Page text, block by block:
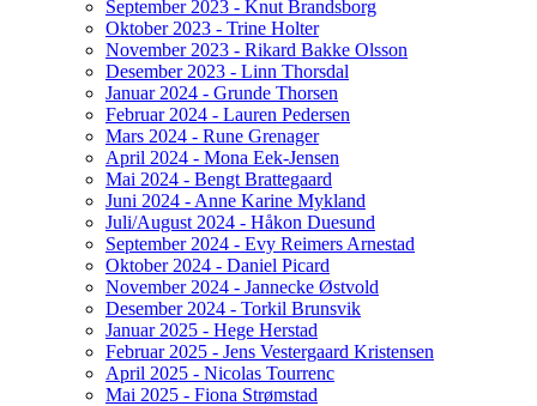
September 2023 - Knut Brandsborg
Oktober 2023 - Trine Holter
November 2023 - Rikard Bakke Olsson
Desember 2023 - Linn Thorsdal
Januar 2024 - Grunde Thorsen
Februar 2024 - Lauren Pedersen
Mars 2024 - Rune Grenager
April 2024 - Mona Eek-Jensen
Mai 2024 - Bengt Brattegaard
Juni 2024 - Anne Karine Mykland
Juli/August 2024 - Håkon Duesund
September 2024 - Evy Reimers Arnestad
Oktober 2024 - Daniel Picard
November 2024 - Jannecke Østvold
Desember 2024 - Torkil Brunsvik
Januar 2025 - Hege Herstad
Februar 2025 - Jens Vestergaard Kristensen
April 2025 - Nicolas Tourrenc
Mai 2025 - Fiona Strømstad